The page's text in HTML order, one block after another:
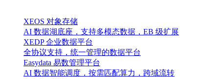
XEOS 对象存储
AI 数据湖底座，支持多模态数据，EB 级扩展
XEDP 企业数据平台
全协议支持，统一管理的数据平台
Easydata 易数管理平台
AI 数据智能调度，按需匹配算力，跨域流转